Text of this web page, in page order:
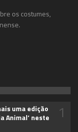
os costumes,
uma edição
Animal’ neste
1